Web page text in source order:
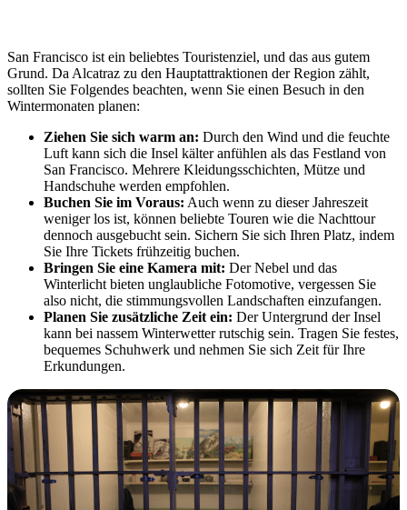
San Francisco ist ein beliebtes Touristenziel, und das aus gutem
Grund. Da Alcatraz zu den Hauptattraktionen der Region zählt,
sollten Sie Folgendes beachten, wenn Sie einen Besuch in den
Wintermonaten planen:
Ziehen Sie sich warm an: Durch den Wind und die feuchte
Luft kann sich die Insel kälter anfühlen als das Festland von
San Francisco. Mehrere Kleidungsschichten, Mütze und
Handschuhe werden empfohlen.
Buchen Sie im Voraus: Auch wenn zu dieser Jahreszeit
weniger los ist, können beliebte Touren wie die Nachttour
dennoch ausgebucht sein. Sichern Sie sich Ihren Platz, indem
Sie Ihre Tickets frühzeitig buchen.
Bringen Sie eine Kamera mit: Der Nebel und das
Winterlicht bieten unglaubliche Fotomotive, vergessen Sie
also nicht, die stimmungsvollen Landschaften einzufangen.
Planen Sie zusätzliche Zeit ein: Der Untergrund der Insel
kann bei nassem Winterwetter rutschig sein. Tragen Sie festes,
bequemes Schuhwerk und nehmen Sie sich Zeit für Ihre
Erkundungen.